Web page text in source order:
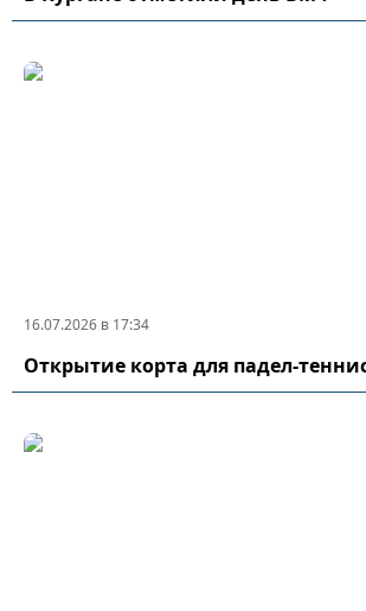
16.07.2026 в 17:34
Открытие корта для падел-